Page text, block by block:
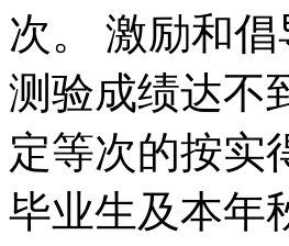
次。 激励和
测验成绩达不
定等次的按实
毕业生及本年